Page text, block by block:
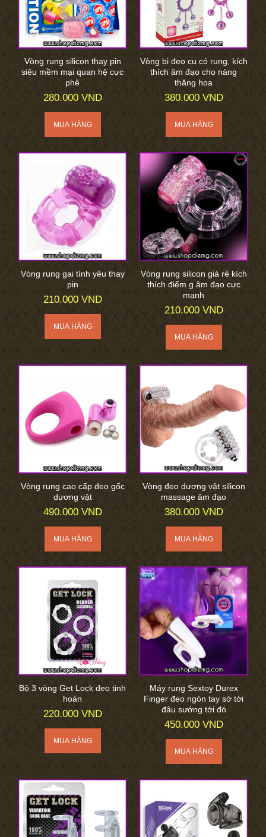
Vòng rung silicon thay pin
siêu mềm mại quan hệ cực
phê
280.000 VND
Vòng bi đeo cu có rung, kích
thích âm đạo cho nàng
thăng hoa
380.000 VND
Vòng rung gai tình yêu thay
pin
210.000 VND
Vòng rung silicon giá rẻ kích
thích điểm g âm đạo cực
mạnh
210.000 VND
Vòng rung cao cấp đeo gốc
dương vật
490.000 VND
Vòng đeo dương vật silicon
massage âm đạo
380.000 VND
Bộ 3 vòng Get Lock đeo tinh
hoàn
220.000 VND
Máy rung Sextoy Durex
Finger đeo ngón tay sờ tới
đâu sướng tới đó
450.000 VND